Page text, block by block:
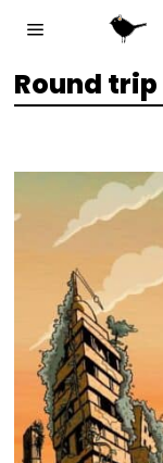
Round trip